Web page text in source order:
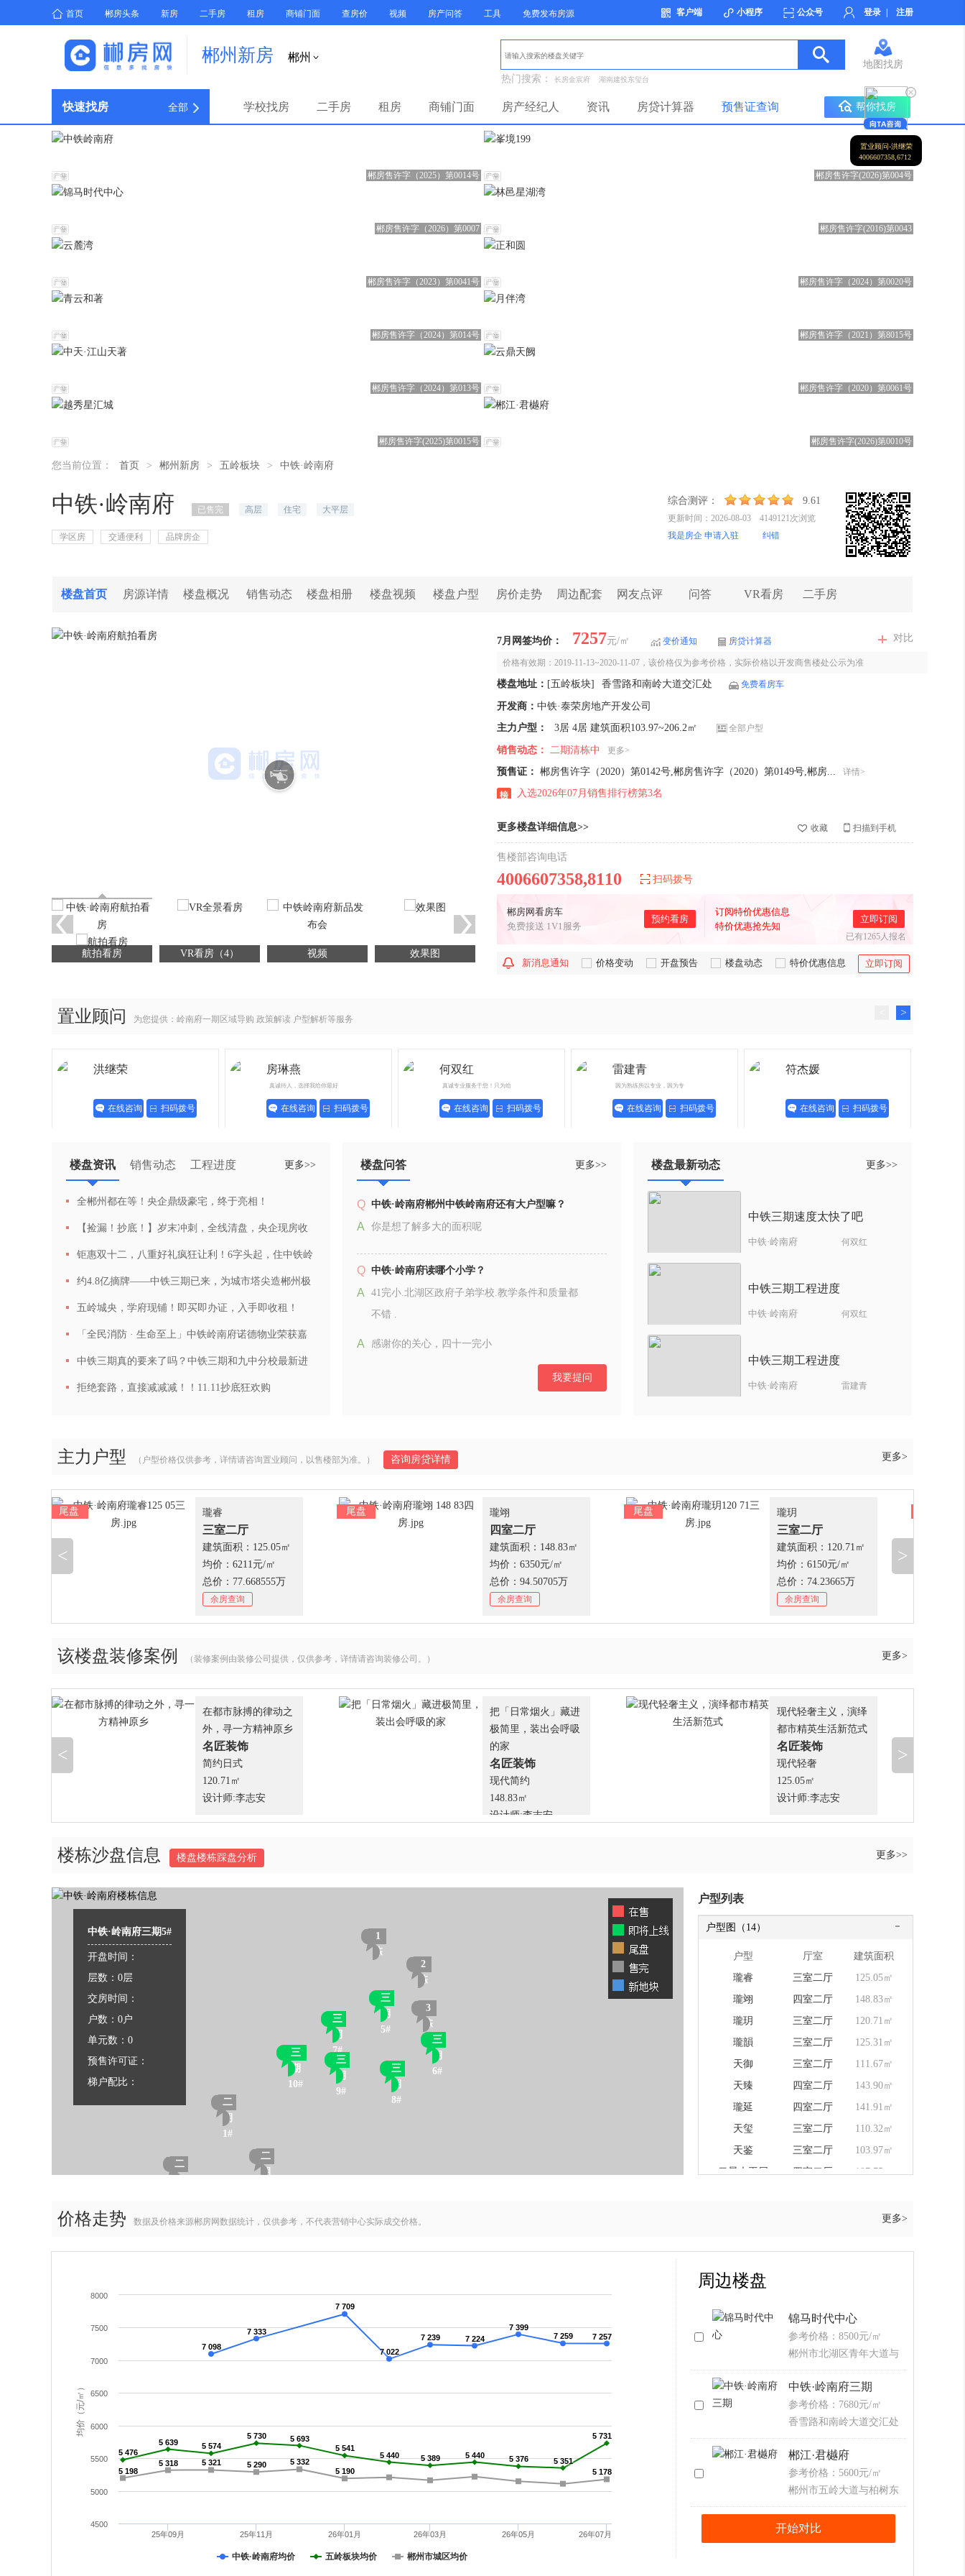
首页 郴房头条 新房 二手房 租房 商铺门面 查房价 视频 房产问答 工具 免费发布房源 客户端 小程序 公众号 登录 注册
郴州新房 郴州 
地图找房
热门搜索：
长房金宸府 湖南建投东玺台
快速找房 全部 学校找房 二手房 租房 商铺门面 房产经纪人 资讯 房贷计算器 预售证查询 帮你找房
郴房售许字（2025）第0014号 郴房售许字(2026)第004号
郴房售许字（2026）第0007 郴房售许字(2016)第0043
郴房售许字（2023）第0041号 郴房售许字（2024）第0020号
郴房售许字（2024）第014号 郴房售许字（2021）第8015号
郴房售许字（2024）第013号 郴房售许字（2020）第0061号
郴房售许字(2025)第0015号 郴房售许字(2026)第0010号
您当前位置： 首页 > 郴州新房 > 五岭板块 > 中铁·岭南府
中铁·岭南府 已售完 高层 住宅 大平层
学区房 交通便利 品牌房企
综合测评： 9.61
更新时间：2026-08-03 4149121次浏览
我是房企 申请入驻
纠错
楼盘首页 房源详情 楼盘概况 销售动态 楼盘相册 楼盘视频 楼盘户型 房价走势 周边配套 网友点评 问答 VR看房 二手房
航拍看房 VR看房（4） 视频 效果图 实景图
7月网签均价： 7257元/㎡ 变价通知 房贷计算器
价格有效期：2019-11-13~2020-11-07，该价格仅为参考价格，实际价格以开发商售楼处公示为准
楼盘地址： [五岭板块] 香雪路和南岭大道交汇处 免费看房车
开发商： 中铁·泰荣房地产开发公司
主力户型：
3居 4居 建筑面积103.97~206.2㎡ 全部户型
销售动态： 二期清栋中 更多>
预售证： 郴房售许字（2020）第0142号,郴房售许字（2020）第0149号,郴房... 详情>
入选2026年07月销售排行榜第3名
对比
更多楼盘详细信息>> 收藏 扫描到手机
售楼部咨询电话
4006607358,8110 扫码拨号
郴房网看房车
免费接送 1V1服务
预约看房
订阅特价优惠信息
特价优惠抢先知
立即订阅
已有1265人报名
立即订阅
新消息通知 价格变动 开盘预告 楼盘动态 特价优惠信息
>
置业顾问 为您提供：岭南府一期区域导购 政策解读 户型解析等服务
洪继荣
在线咨询 扫码拨号
房琳燕
真诚待人，选择我给你最好
在线咨询 扫码拨号
何双红
真诚专业服务于您！只为给
在线咨询 扫码拨号
雷建青
因为熟练所以专业，因为专
在线咨询 扫码拨号
符杰媛
在线咨询 扫码拨号
楼盘资讯 销售动态 工程进度 更多>>
全郴州都在等！央企鼎级豪宅，终于亮相！
【捡漏！抄底！】岁末冲刺，全线清盘，央企现房收
官钜惠五重礼！
钜惠双十二，八重好礼疯狂让利！6字头起，住中铁岭
南府
约4.8亿摘牌——中铁三期已来，为城市塔尖造郴州极
境！
五岭城央，学府现铺！即买即办证，入手即收租！
「全民消防 · 生命至上」中铁岭南府诺德物业荣获嘉
奖！
中铁三期真的要来了吗？中铁三期和九中分校最新进
度！
拒绝套路，直接减减减！！11.11抄底狂欢购
楼盘问答 更多>>
Q 中铁·岭南府郴州中铁岭南府还有大户型嘛？
A 你是想了解多大的面积呢
Q 中铁·岭南府读哪个小学？
A
41完小.北湖区政府子弟学校.教学条件和质量都
不错 .
A 感谢你的关心，四十一完小
中铁·岭南府物业怎么样？停车要收费吗，贵不贵
中铁·岭南府是现房吗？
A 感谢你的关注，今年年底交房
中铁·岭南府开发商是谁？实力怎么样？
我要提问
楼盘最新动态 更多>>
中铁三期速度太快了吧
中铁·岭南府 何双红
中铁三期工程进度
中铁·岭南府 何双红
中铁三期工程进度
中铁·岭南府 雷建青
更多>
主力户型 （户型价格仅供参考，详情请咨询置业顾问，以售楼部为准。） 咨询房贷详情
尾盘 瓏睿
三室二厅
建筑面积：125.05㎡
均价：6211元/㎡
总价：77.668555万
余房查询
尾盘 瓏翊
四室二厅
建筑面积：148.83㎡
均价：6350元/㎡
总价：94.50705万
余房查询
尾盘 瓏玥
三室二厅
建筑面积：120.71㎡
均价：6150元/㎡
总价：74.23665万
余房查询
< >
更多>
该楼盘装修案例 （装修案例由装修公司提供，仅供参考，详情请咨询装修公司。）
在都市脉搏的律动之
外，寻一方精神原乡
名匠装饰
简约日式
120.71㎡
设计师:李志安
把「日常烟火」藏进
极简里，装出会呼吸
的家
名匠装饰
现代简约
148.83㎡
设计师:李志安
现代轻奢主义，演绎
都市精英生活新范式
名匠装饰
现代轻奢
125.05㎡
设计师:李志安
< >
更多>>
楼栋沙盘信息 楼盘楼栋踩盘分析
中铁·岭南府三期5#
开盘时间：
层数：0层
交房时间：
户数：0户
单元数：0
预售许可证：
梯户配比：
三
期
5#
三
期
6#
三
期
7#
三
期
8#
三
期
9#
三
期
10#
二
期
1#
二
期
1
栋
期
2
栋
二
3
栋
户型列表
户型图（14）
户型 厅室
建筑面积
瓏睿
三室二厅
125.05㎡
瓏翊
四室二厅
148.83㎡
瓏玥
三室二厅
120.71㎡
瓏韻
三室二厅
125.31㎡
天御
三室二厅
111.67㎡
天臻
四室二厅
143.90㎡
瓏延
四室二厅
141.91㎡
天玺
三室二厅
110.32㎡
天鉴
三室二厅
103.97㎡
云景大平层
四室二厅
197.75㎡
194.08㎡更多>
价格走势 数据及价格来源郴房网数据统计，仅供参考，不代表营销中心实际成交价格。
均价（元/㎡）
7 098
7 333
7 709
7 022
7 239 7 224
7 399
7 259
7 257
5 476
5 639 5 574
5 730
5 693
5 541
5 440
5 389 5 440 5 376 5 351
5 731
5 198
5 318 5 321 5 290
5 332
5 190
5 178
中铁·岭南府均价 五岭板块均价 郴州市城区均价
25年09月 25年11月 26年01月 26年03月 26年05月 26年07月
4500
5000
5500
6000
6500
7000
7500
8000
周边楼盘
锦马时代中心
参考价格：8500元/㎡
郴州市北湖区青年大道与
燕泉路交汇处
中铁·岭南府三期
参考价格：7680元/㎡
香雪路和南岭大道交汇处
郴江·君樾府
参考价格：5600元/㎡
郴州市五岭大道与柏树东
路交汇处
置业顾问-洪继荣
4006607358,6712